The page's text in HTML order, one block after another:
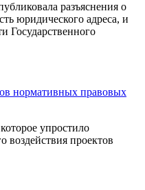
разъяснения о
юридического адреса, и
Государственного
нормативных правовых
упростило
воздействия проектов